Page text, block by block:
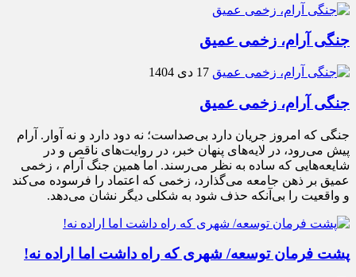
جنگی آرام، زخمی عمیق
17 دی 1404
جنگی آرام، زخمی عمیق
جنگی که امروز جریان دارد بی‌صداست؛ نه دود دارد و نه آوار. آرام
پیش می‌رود، در لایه‌های پنهان خبر، در روایت‌های ناقص و در
شایعه‌هایی که ساده به نظر می‌رسند. اما همین جنگ آرام ، زخمی
عمیق بر ذهن جامعه می‌گذارد، زخمی که اعتماد را فرسوده می‌کند
و واقعیت را بی‌آنکه حذف شود به شکلی دیگر نشان می‌دهد.
پشت فرمان توسعه/ شهری که راه داشت اما اراده نه!